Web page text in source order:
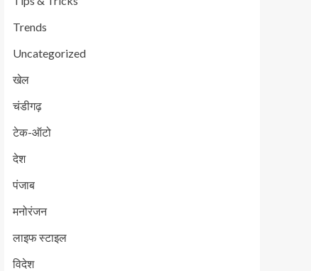
Trends
Uncategorized
खेल
चंडीगढ़
टेक-ऑटो
देश
पंजाब
मनोरंजन
लाइफ स्टाइल
विदेश